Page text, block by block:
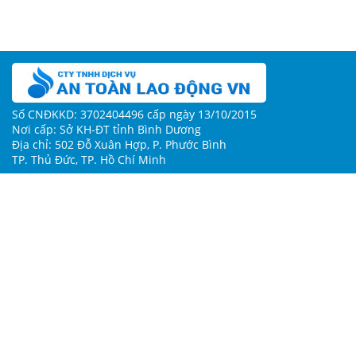
Số CNĐKKD: 3702404496 cấp ngày 13/10/2015
Nơi cấp: Sở KH-ĐT tỉnh Bình Dương
Địa chỉ: 502 Đỗ Xuân Hợp, P. Phước Bình
TP. Thủ Đức, TP. Hồ Chí Minh